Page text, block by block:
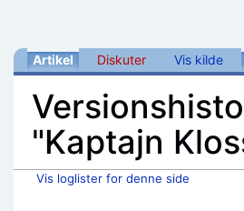
Artikel Diskuter Vis kilde
"Kaptajn
Vis loglister for denne side